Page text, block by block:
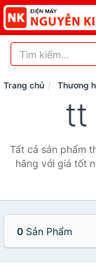
Trang chủ Thương
tt
Tất cả sản phẩm
hãng với giá tốt
0 Sản Phẩm